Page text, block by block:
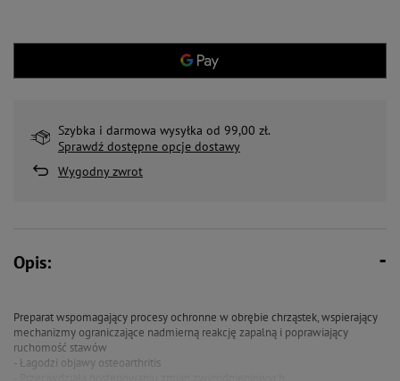
Szybka i darmowa wysyłka od 99,00 zł.
Sprawdź dostępne opcje dostawy
Wygodny zwrot
Opis:
Preparat wspomagający procesy ochronne w obrębie chrząstek, wspierający
mechanizmy ograniczające nadmierną reakcję zapalną i poprawiający
ruchomość stawów
- Łagodzi objawy osteoarthritis